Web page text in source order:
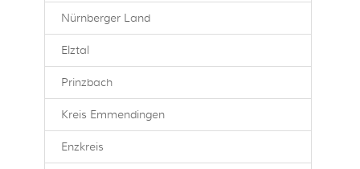
Nürnberger Land
Elztal
Prinzbach
Kreis Emmendingen
Enzkreis